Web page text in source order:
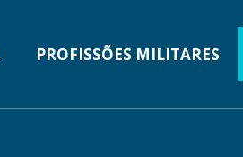
PROFISSÕES MILITARES